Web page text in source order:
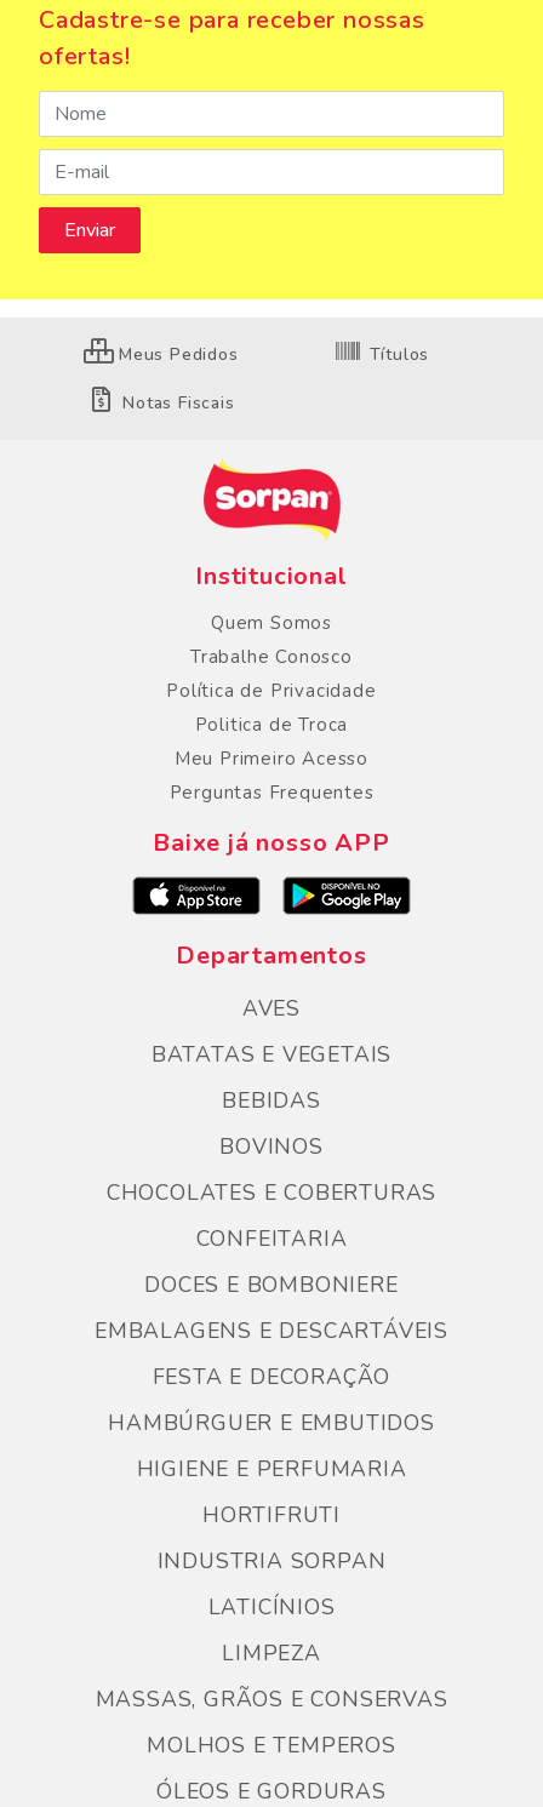
Cadastre-se para receber nossas
ofertas!
Meus Pedidos Títulos
Notas Fiscais
Institucional
Quem Somos
Trabalhe Conosco
Política de Privacidade
Politica de Troca
Meu Primeiro Acesso
Perguntas Frequentes
Baixe já nosso APP
Departamentos
AVES
BATATAS E VEGETAIS
BEBIDAS
BOVINOS
CHOCOLATES E COBERTURAS
CONFEITARIA
DOCES E BOMBONIERE
EMBALAGENS E DESCARTÁVEIS
FESTA E DECORAÇÃO
HAMBÚRGUER E EMBUTIDOS
HIGIENE E PERFUMARIA
HORTIFRUTI
INDUSTRIA SORPAN
LATICÍNIOS
LIMPEZA
MASSAS, GRÃOS E CONSERVAS
MOLHOS E TEMPEROS
ÓLEOS E GORDURAS